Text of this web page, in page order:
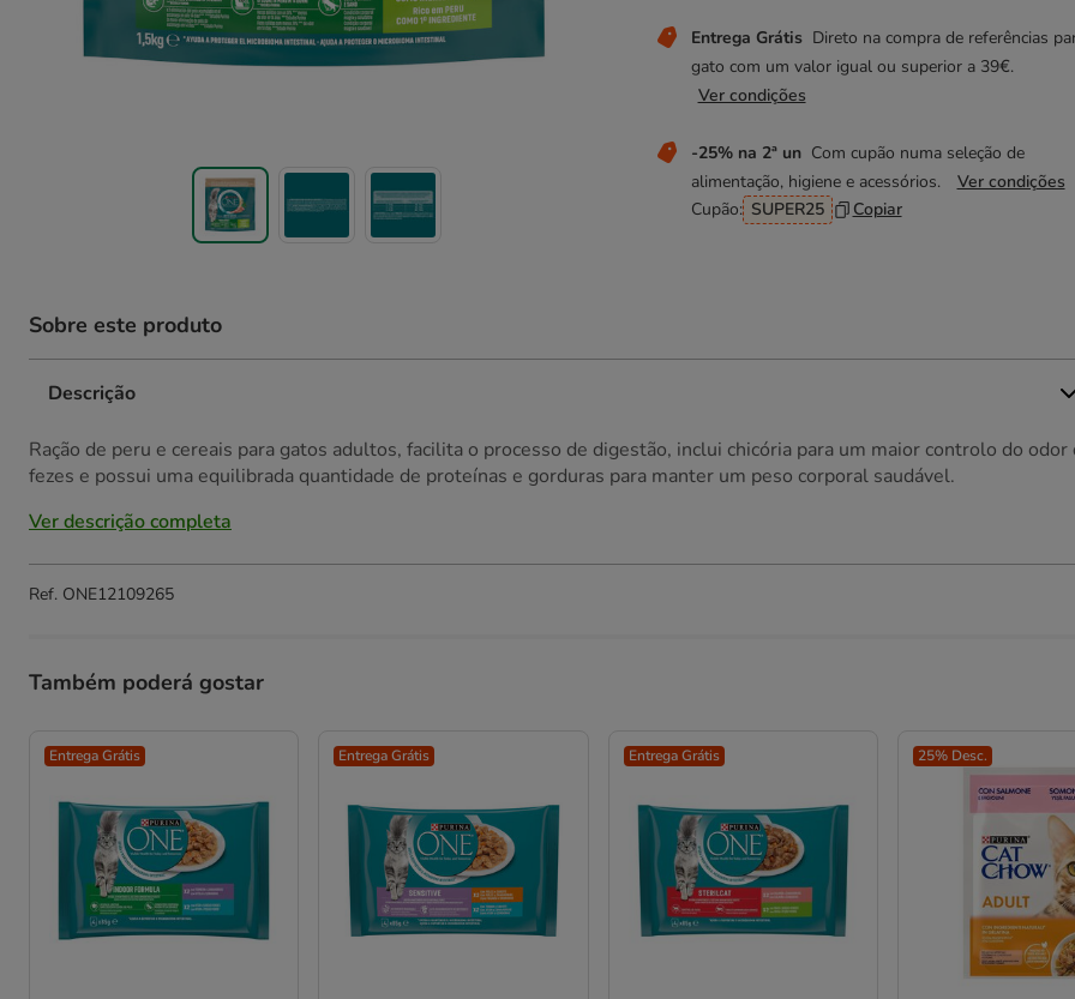
Entrega Grátis Direto na compra de referências
gato com um valor igual ou superior a 39€.
Ver condições
-25% na 2ª un Com cupão numa seleção de
alimentação, higiene e acessórios.
Ver condições
Cupão: SUPER25 Copiar
Sobre este produto
Descrição
Ração de peru e cereais para gatos adultos, facilita o processo de digestão, inclui chicória para um maior controlo do odor
fezes e possui uma equilibrada quantidade de proteínas e gorduras para manter um peso corporal saudável.
Ver descrição completa
Ref. ONE12109265
Também poderá gostar
Entrega Grátis Entrega Grátis Entrega Grátis 25% Desc.